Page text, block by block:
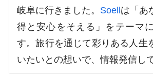
岐阜に行きました。 Soell は「あ
得と安心をそえる」をテーマ
す。旅行を通じて彩りある人生
いたいとの想いで、情報発信し